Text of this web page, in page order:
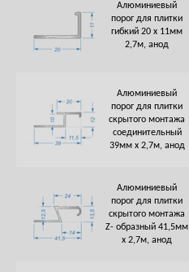
Алюминиевый
порог для плитки
гибкий 20 х 11мм
2,7м, анод
Алюминиевый
порог для плитки
скрытого монтажа
соединительный
39мм х 2,7м, анод
Алюминиевый
порог для плитки
скрытого монтажа
Z- образный 41,5мм
х 2,7м, анод